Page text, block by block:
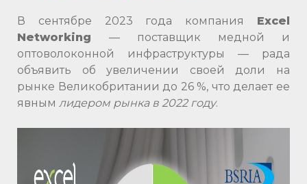
В сентябре 2023 года компания Excel
Networking — поставщик медной и
оптоволоконной инфраструктуры — рада
объявить об увеличении своей доли на
рынке Великобритании до 26 %, что делает ее
явным лидером рынка в 2022 году.